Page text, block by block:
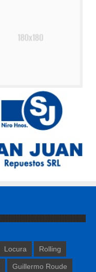
Locura Rolling
Guillermo Roude